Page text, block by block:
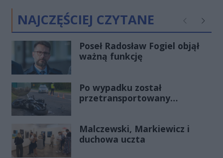
NAJCZĘŚCIEJ CZYTANE Poprzednie
Poseł Radosław Fogiel objął
ważną funkcję
Po wypadku został
przetransportowany
Malczewski, Markiewicz i
duchowa uczta